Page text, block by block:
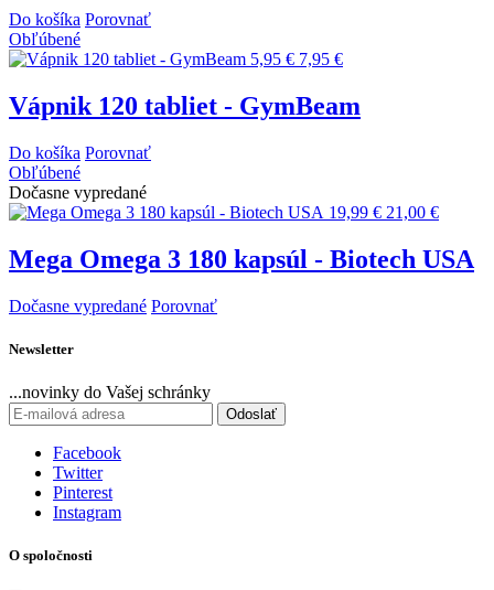
Do košíka Porovnať
Obľúbené
5,95 € 7,95 €
Vápnik 120 tabliet - GymBeam
Do košíka Porovnať
Obľúbené
Dočasne vypredané
19,99 € 21,00 €
Mega Omega 3 180 kapsúl - Biotech USA
Dočasne vypredané Porovnať
Newsletter
...novinky do Vašej schránky
Odoslať
Facebook
Twitter
Pinterest
Instagram
O spoločnosti